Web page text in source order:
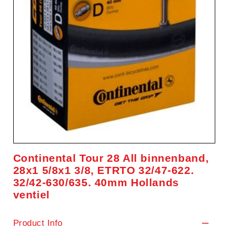
Continental Tour 28 All binnenband,
28x1 5/8x1 3/8, ETRTO 32/47-622.
32/42-630/635. 40mm Hollands
ventiel
Product Info